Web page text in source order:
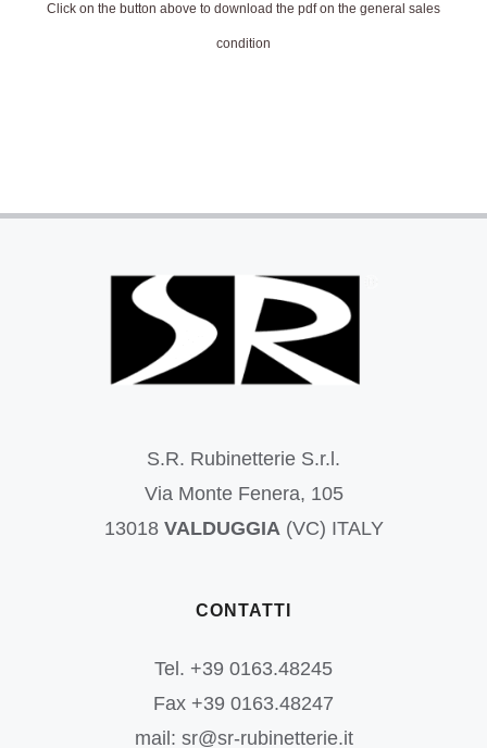
Click on the button above to download the pdf on the general sales
condition
S.R. Rubinetterie S.r.l.
Via Monte Fenera, 105
13018 VALDUGGIA(VC) ITALY
CONTATTI
Tel. +39 0163.48245
Fax +39 0163.48247
mail: sr@sr-rubinetterie.it